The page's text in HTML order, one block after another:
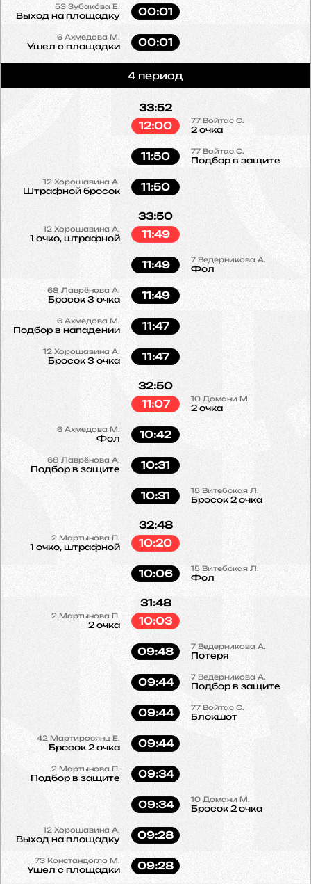
53Зубако́ва Е.
Выход на площадку 00:01
6 Ахмедова М.
Ушел с площадки 00:01
4 период
77 Войтас С.
2 очка
33:52
12:00
77 Войтас С.
Подбор в защите
11:50
12 Хорошавина А.
Штрафной бросок 11:50
12 Хорошавина А.
1 очко, штрафной
33:50
11:49
7 Ведерникова А.
Фол
11:49
68 Лаврёнова А.
Бросок 3 очка 11:49
6 Ахмедова М.
Подбор в нападении 11:47
12 Хорошавина А.
Бросок 3 очка 11:47
10 Домани М.
2 очка
32:50
11:07
6 Ахмедова М.
Фол 10:42
68 Лаврёнова А.
Подбор в защите 10:31
15 Витебская Л.
Бросок 2 очка
10:31
2 Мартынова П.
1 очко, штрафной
32:48
10:20
15 Витебская Л.
Фол
10:06
2 Мартынова П.
2 очка
31:48
10:03
7 Ведерникова А.
Потеря
09:48
7 Ведерникова А.
Подбор в защите
09:44
77 Войтас С.
Блокшот
09:44
42 Мартиросянц Е.
Бросок 2 очка 09:44
2 Мартынова П.
Подбор в защите 09:34
10 Домани М.
Бросок 2 очка
09:34
12 Хорошавина А.
Выход на площадку 09:28
73 Констандогло М.
Ушел с площадки 09:28